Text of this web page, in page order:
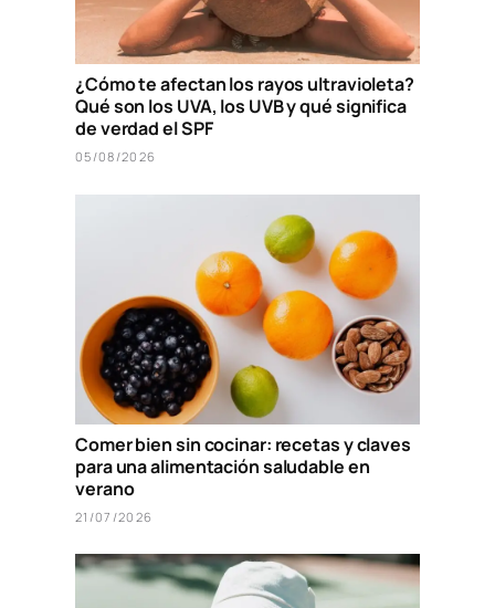
¿Cómo te afectan los rayos ultravioleta?
Qué son los UVA, los UVB y qué significa
de verdad el SPF
05/08/2026
Comer bien sin cocinar: recetas y claves
para una alimentación saludable en
verano
21/07/2026